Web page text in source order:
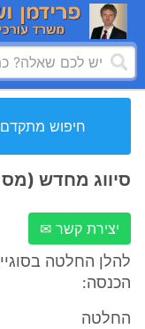
חיפוש מתקדם
סיווג מחדש
יצירת קשר ✉
להלן החלטה
הכנסה:
החלטה